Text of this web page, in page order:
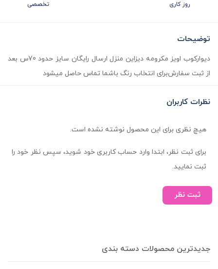
روز کاری
تخصصی
توضیحات
دیوارکوب اویز مکرومه دیزاین منزل ارسال رایگان سایز حدود 70س بعد
از ثبت سفارش‌برای انتخاب رنگ باشما تماس حاصل میشود
نظرات کاربران
هیچ نظری برای این محصول نوشته نشده است.
برای ثبت نظر، ابتدا وارد حساب کاربری خود شوید، سپس نظر خود را
ثبت نمایید.
ثبت نظر
جدیدترین محصولات دسته بندی